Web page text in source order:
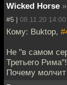
Wicked Horse »
#5 | 08.11.20 14:00
Кому: Buktop,
Не "в самом
Третьего Рима"!
Почему